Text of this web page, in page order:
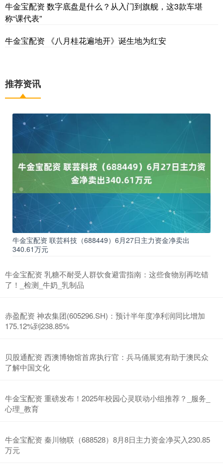
牛金宝配资 数字底盘是什么？从入门到旗舰，这3款车堪
称“课代表”
牛金宝配资 《八月桂花遍地开》诞生地为红安
推荐资讯
牛金宝配资 联芸科技（688449）6月27日主力资金净卖出
340.61万元
牛金宝配资 乳糖不耐受人群饮食避雷指南：这些食物别再吃错
了！_检测_牛奶_乳制品
赤盈配资 神农集团(605296.SH)：预计半年度净利润同比增加
175.12%到238.85%
贝股通配资 西澳博物馆首席执行官：兵马俑展览有助于澳民众
了解中国文化
牛金宝配资 重磅发布！2025年校园心灵联动小组推荐？_服务_
心理_教育
牛金宝配资 秦川物联（688528）8月8日主力资金净买入230.85
万元